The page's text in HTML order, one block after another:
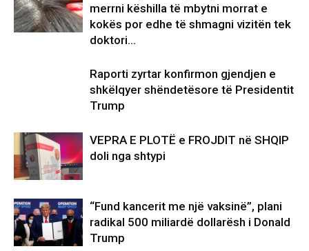
merrni këshilla të mbytni morrat e
kokës por edhe të shmagni vizitën tek
doktori…
Raporti zyrtar konfirmon gjendjen e
shkëlqyer shëndetësore të Presidentit
Trump
VEPRA E PLOTË e FROJDIT në SHQIP
doli nga shtypi
“Fund kancerit me një vaksinë”, plani
radikal 500 miliardë dollarësh i Donald
Trump